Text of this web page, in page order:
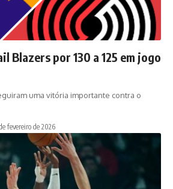
Blazers por 130 a 125 em jogo
uma vitória importante contra o
fevereiro de 2026